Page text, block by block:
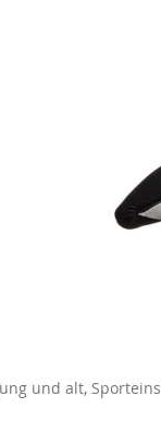
und alt,